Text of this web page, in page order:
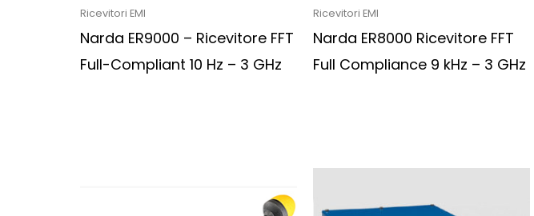
Ricevitori EMI
Narda ER9000 – Ricevitore FFT
Full-Compliant 10 Hz – 3 GHz
Ricevitori EMI
Narda ER8000 Ricevitore FFT
Full Compliance 9 kHz – 3 GHz